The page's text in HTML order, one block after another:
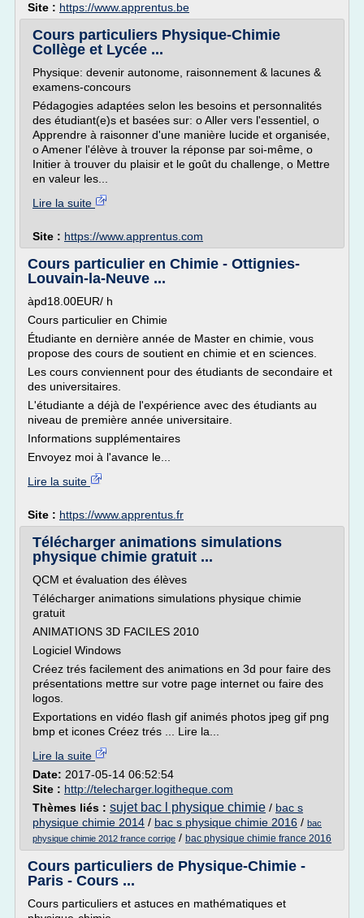
Site : https://www.apprentus.be
Cours particuliers Physique-Chimie
Collège et Lycée ...
Physique: devenir autonome, raisonnement & lacunes &
examens-concours
Pédagogies adaptées selon les besoins et personnalités
des étudiant(e)s et basées sur: o Aller vers l'essentiel, o
Apprendre à raisonner d'une manière lucide et organisée,
o Amener l'élève à trouver la réponse par soi-même, o
Initier à trouver du plaisir et le goût du challenge, o Mettre
en valeur les...
Lire la suite
Site : https://www.apprentus.com
Cours particulier en Chimie - Ottignies-
Louvain-la-Neuve ...
àpd18.00EUR/ h
Cours particulier en Chimie
Étudiante en dernière année de Master en chimie, vous
propose des cours de soutient en chimie et en sciences.
Les cours conviennent pour des étudiants de secondaire et
des universitaires.
L'étudiante a déjà de l'expérience avec des étudiants au
niveau de première année universitaire.
Informations supplémentaires
Envoyez moi à l'avance le...
Lire la suite
Site : https://www.apprentus.fr
Télécharger animations simulations
physique chimie gratuit ...
QCM et évaluation des élèves
Télécharger animations simulations physique chimie
gratuit
ANIMATIONS 3D FACILES 2010
Logiciel Windows
Créez trés facilement des animations en 3d pour faire des
présentations mettre sur votre page internet ou faire des
logos.
Exportations en vidéo flash gif animés photos jpeg gif png
bmp et icones Créez trés ... Lire la...
Lire la suite
Date: 2017-05-14 06:52:54
Site : http://telecharger.logitheque.com
Thèmes liés : sujet bac l physique chimie / bac s
physique chimie 2014 / bac s physique chimie 2016 / bac
physique chimie 2012 france corrige / bac physique chimie france 2016
Cours particuliers de Physique-Chimie -
Paris - Cours ...
Cours particuliers et astuces en mathématiques et